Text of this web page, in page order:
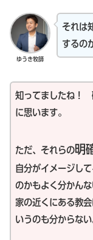
ゆうき牧師
それは
するの
知ってましたね！
に思います。
ただ、それらの明
自分がイメージし
のかもよく分かん
家の近くにある教
いうのも分からない